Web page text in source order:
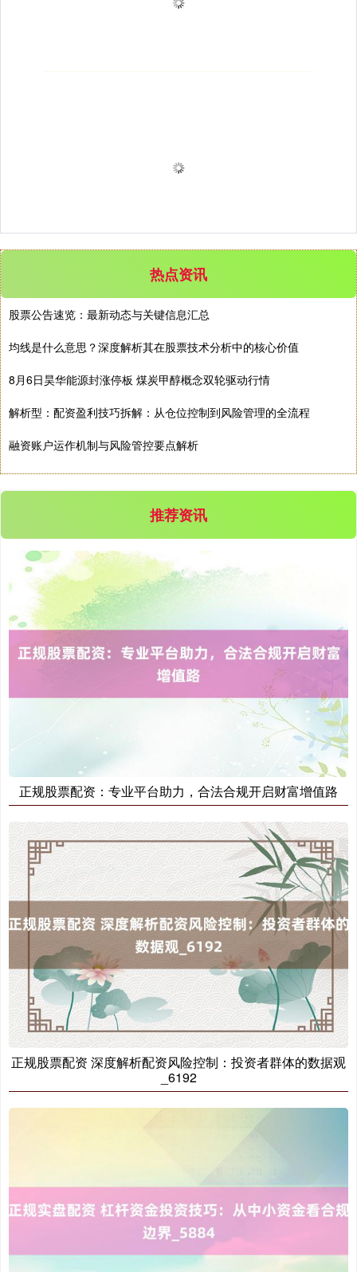
热点资讯
股票公告速览：最新动态与关键信息汇总
均线是什么意思？深度解析其在股票技术分析中的核心价值
8月6日昊华能源封涨停板 煤炭甲醇概念双轮驱动行情
解析型：配资盈利技巧拆解：从仓位控制到风险管理的全流程
融资账户运作机制与风险管控要点解析
推荐资讯
正规股票配资：专业平台助力，合法合规开启财富增值路
正规股票配资 深度解析配资风险控制：投资者群体的数据观
_6192